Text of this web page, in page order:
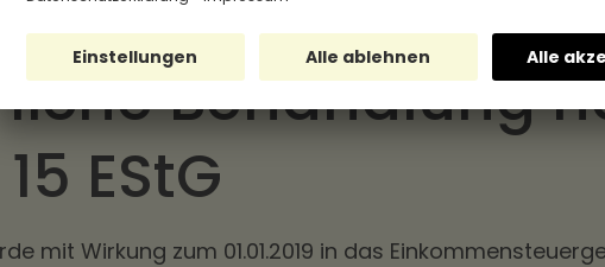
Behandlung
EStG
mit Wirkung zum 01.01.2019 in das